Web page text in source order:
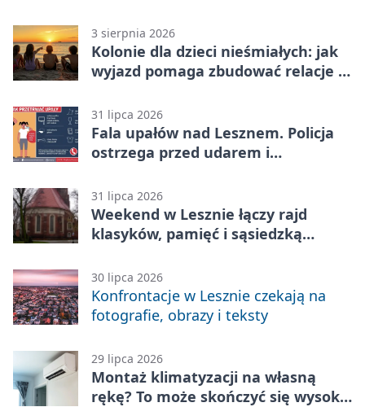
3 sierpnia 2026
Kolonie dla dzieci nieśmiałych: jak
wyjazd pomaga zbudować relacje z
31 lipca 2026
Fala upałów nad Lesznem. Policja
ostrzega przed udarem i
31 lipca 2026
Weekend w Lesznie łączy rajd
klasyków, pamięć i sąsiedzką
30 lipca 2026
Konfrontacje w Lesznie czekają na
fotografie, obrazy i teksty
29 lipca 2026
Montaż klimatyzacji na własną
rękę? To może skończyć się wysoką